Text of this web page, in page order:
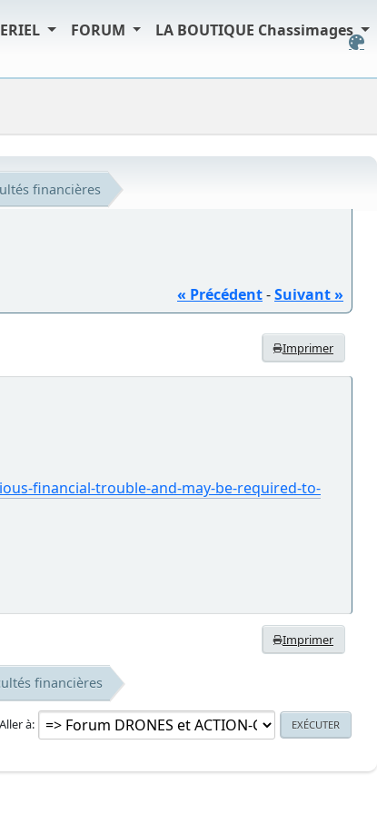
FORUM LA BOUTIQUE Chassimages
financières
« Précédent-Suivant »
Imprimer
financial-trouble-and-may-be-required-to-
Imprimer
financières
Aller à